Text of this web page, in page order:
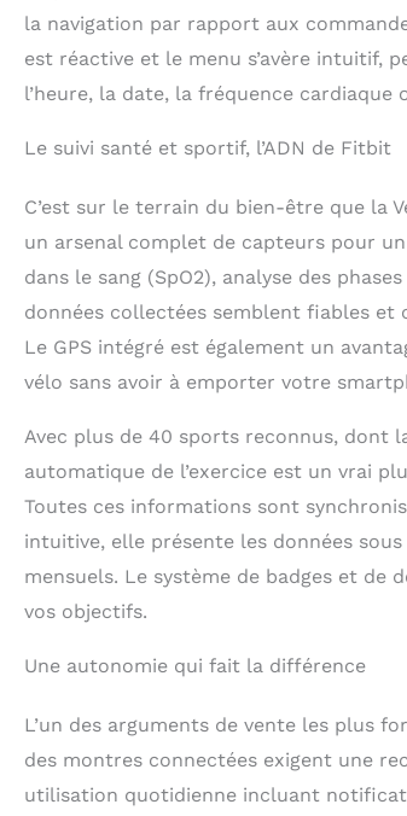
la navigation par rapport aux
est réactive et le menu s’avère intuitif,
l’heure, la date, la fréquence cardiaque
Le suivi santé et sportif, l’ADN de Fitbit
C’est sur le terrain du bien-être que la
un arsenal complet de capteurs pour
dans le sang (SpO2), analyse des
données collectées semblent fiables et
Le GPS intégré est également un
vélo sans avoir à emporter votre
Avec plus de 40 sports reconnus, dont
automatique de l’exercice est un vrai
Toutes ces informations sont
intuitive, elle présente les données
mensuels. Le système de badges et
vos objectifs.
Une autonomie qui fait la différence
L’un des arguments de vente les plus
des montres connectées exigent une
utilisation quotidienne incluant